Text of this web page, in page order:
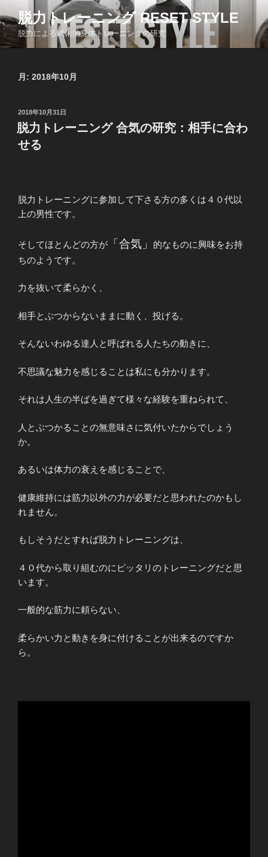
ン
テ
ン
脱力トレーニング RESET STYLE
脱力による武術的身体トレーニングの研究
月: 2018年10月
投
稿
日:
2018年10月31日
脱力トレーニング 合気の研究：相手に合わ
せる
脱力トレーニングに参加して下さる方の多くは４０代以
上の男性です。
そしてほとんどの方が 「合気」
的なものに興味をお持
ちのようです。
力を抜いて柔らかく、
相手とぶつからないままに動く、投げる。
そんないわゆる達人と呼ばれる人たちの動きに、
不思議な魅力を感じることは私にも分かります。
それは人生の半ばを過ぎて様々な経験を重ねられて、
人とぶつかることの無意味さに気付いたからでしょう
か。
あるいは体力の衰えを感じることで、
健康維持には筋力以外の力が必要だと思われたのかもし
れません。
もしそうだとすれば脱力トレーニングは、
４０代から取り組むのにピッタリのトレーニングだと思
います。
一般的な筋力に頼らない、
柔らかい力と動きを身に付けることが出来るのですか
ら。